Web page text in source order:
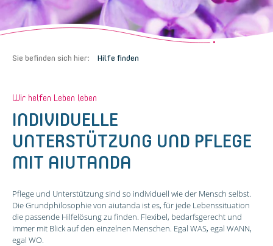
Sie befinden sich hier: Hilfe finden
Wir helfen Leben leben
INDIVIDUELLE
UNTERSTÜTZUNG UND PFLEGE
MIT AIUTANDA
Pflege und Unterstützung sind so individuell wie der Mensch selbst.
Die Grundphilosophie von aiutanda ist es, für jede Lebenssituation
die passende Hilfelösung zu finden. Flexibel, bedarfsgerecht und
immer mit Blick auf den einzelnen Menschen. Egal WAS, egal WANN,
egal WO.